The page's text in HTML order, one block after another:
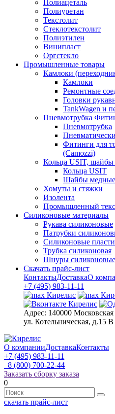
Полиацеталь
Полиуретан
Текстолит
Стеклотекстолит
Полиэтилен
Винипласт
Оргстекло
Промышленные товары
Камлоки
Камлоки
Ремонтные
Головки
TankWagen и
Пневмотрубка
Пневмотрубка
Фитинги для
(Camozzi)
Кольца USIT,
Кольца USIT
Шайбы медные
Хомуты и стяжки
Изолента
Промышленный
Силиконовые материалы
Рукава силиконовые
Патрубки
Силиконовые
Трубка силиконовая
Шнуры силиконовые
Скачать прайс-лист
КонтактыДоставкаО
+7 (495) 983-11-11
Адрес: 140000
ул. Котельническая, д.15 В
О компанииДоставкаКонтакты
+7 (495) 983-11-11
8 (800) 700-22-44
Заказать сборку заказа
0
скачать прайс-лист